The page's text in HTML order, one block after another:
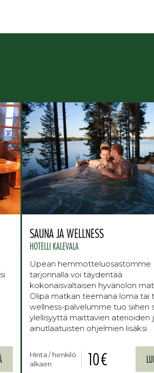
SAUNA JA WELLNESS
HOTELLI KALEVALA
Upean hemmotteluosastomme
tarjonnalla voi täydentää
kokonaisvaltaisen hyvänolon
Olipa matkan teemana loma tai
wellness-palvelumme tuo siihen
ylellisyyttä maittavien aterioiden
ainutlaatuisten ohjelmien lisäksi.
Hinta / henkilö
alkaen
10 €